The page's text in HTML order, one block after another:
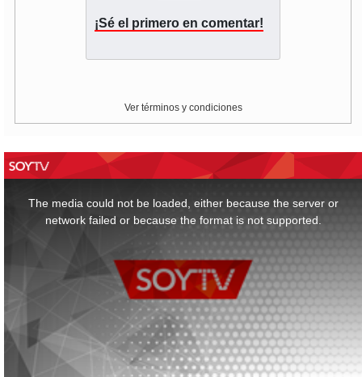
¡Sé el primero en comentar!
Ver términos y condiciones
The media could not be loaded, either because the server or
network failed or because the format is not supported.